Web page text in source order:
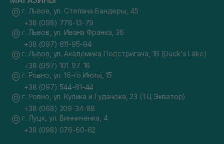
г. Львов, ул. Степана Бандеры, 45
+38 (098) 778-13-79
г. Львов, ул. Ивана Франка, 36
+38 (097) 611-95-94
г. Львов, ул. Академика Подстригача, 1В (Duck's Lake)
+38 (097) 101-97-16
г. Ровно, ул. 16-го Июля, 15
+38 (097) 544-61-44
г. Ровно, ул. Кулика и Гудачека, 23 (ТЦ Экватор)
+38 (068) 209-34-88
г. Луцк, ул. Винниченка, 4
+38 (098) 076-60-62